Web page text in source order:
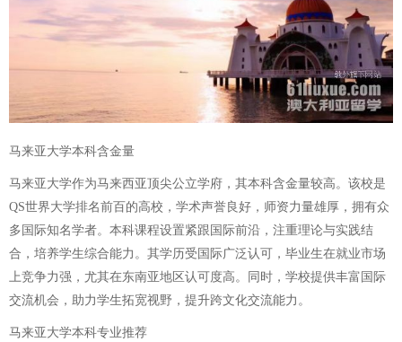
马来亚大学本科含金量
马来亚大学作为马来西亚顶尖公立学府，其本科含金量较高。该校是
QS世界大学排名前百的高校，学术声誉良好，师资力量雄厚，拥有众
多国际知名学者。本科课程设置紧跟国际前沿，注重理论与实践结
合，培养学生综合能力。其学历受国际广泛认可，毕业生在就业市场
上竞争力强，尤其在东南亚地区认可度高。同时，学校提供丰富国际
交流机会，助力学生拓宽视野，提升跨文化交流能力。
马来亚大学本科专业推荐